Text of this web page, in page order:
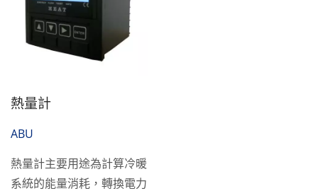
熱量計
ABU
熱量計主要用途為計算冷暖
系統的能量消耗，轉換電力